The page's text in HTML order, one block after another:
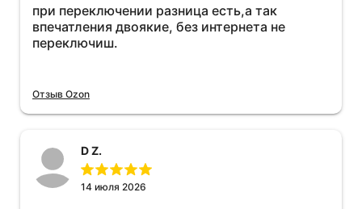
при переключении разница есть,а так
впечатления двоякие, без интернета не
переключиш.
Отзыв Ozon
D Z.
14 июля 2026